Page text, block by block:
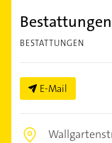
BESTATTUNGEN
E-Mail